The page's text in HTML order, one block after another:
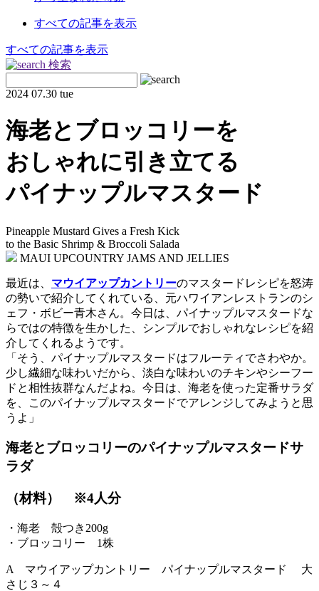
すべての記事を表示
すべての記事を表示
検索
2024 07.30 tue
海老とブロッコリーを
おしゃれに引き立てる
パイナップルマスタード
Pineapple Mustard Gives a Fresh Kick
to the Basic Shrimp & Broccoli Salada
MAUI UPCOUNTRY JAMS AND JELLIES
最近は、 マウイアップカントリーのマスタードレシピを怒涛
の勢いで紹介してくれている、元ハワイアンレストランのシ
ェフ・ボビー青木さん。今日は、パイナップルマスタードな
らではの特徴を生かした、シンプルでおしゃれなレシピを紹
介してくれるようです。
「そう、パイナップルマスタードはフルーティでさわやか。
少し繊細な味わいだから、淡白な味わいのチキンやシーフー
ドと相性抜群なんだよね。今日は、海老を使った定番サラダ
を、このパイナップルマスタードでアレンジしてみようと思
うよ」
海老とブロッコリーのパイナップルマスタードサ
ラダ
（材料） ※4人分
・海老 殻つき200g
・ブロッコリー 1株
A マウイアップカントリー パイナップルマスタード 大
さじ３～４